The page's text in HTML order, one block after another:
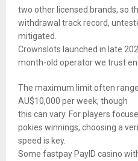
two other licensed brands, so
withdrawal track record,
mitigated.
Crownslots launched in late
month-old operator we trust
The maximum limit often
AU$10,000 per week, though
this can vary. For players
pokies winnings, choosing a
speed is key.
Some fastpay PayID casino